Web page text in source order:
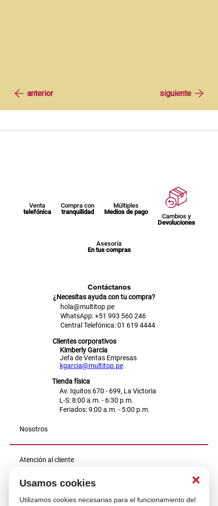
×
Usamos cookies
Utilizamos cookies necesarias para el funcionamiento del
Venta
telefónica
Compra con
tranquilidad
Múltiples
Medios de pago
Cambios y
Devoluciones
Asesoría
En tus compras
Contáctanos
¿Necesitas ayuda con tu compra?
hola@multitop.pe
WhatsApp: +51 993 560 246
Central Telefónica: 01 619 4444
Clientes corporativos
Kimberly Garcia
Jefa de Ventas Empresas
kgarcia@multitop.pe
Tienda física
Av. Iquitos 670 - 699, La Victoria
L-S: 8:00 a.m. - 6:30 p.m.
Feriados: 9:00 a.m. - 5:00 p.m.
Nosotros
Atención al cliente